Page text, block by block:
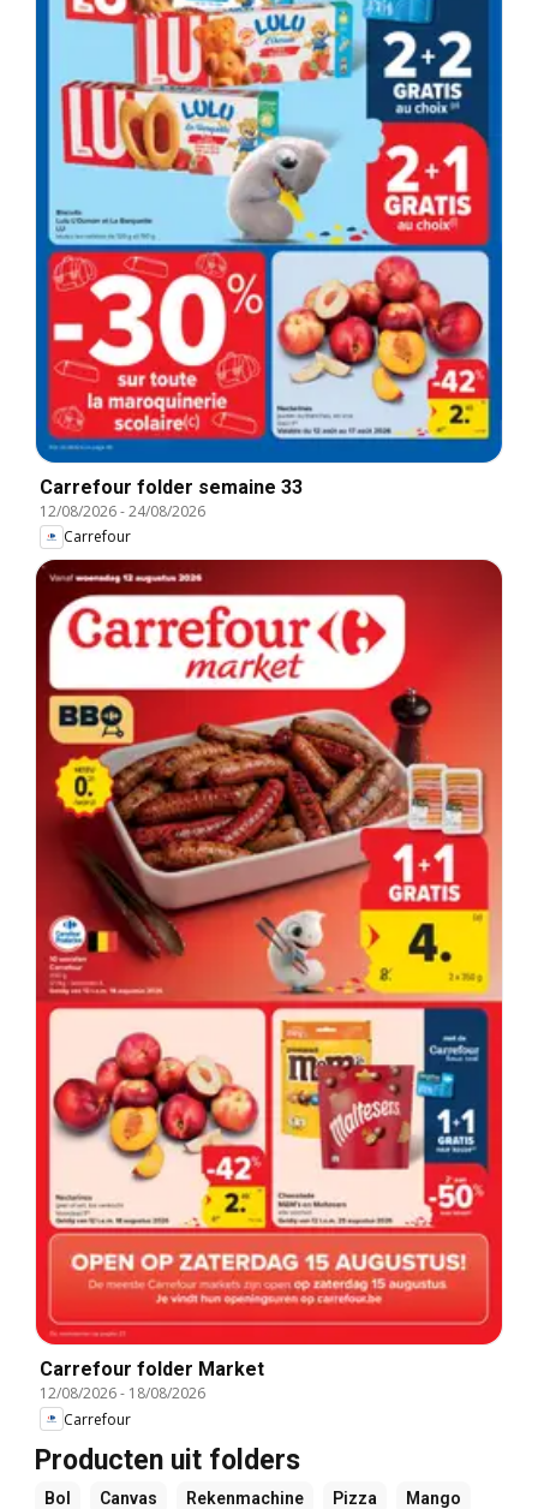
Carrefour folder semaine 33
12/08/2026-24/08/2026
Carrefour
Carrefour folder Market
12/08/2026- 18/08/2026
Carrefour
Producten uit folders
Bol Canvas Rekenmachine Pizza Mango